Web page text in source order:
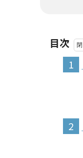
目次
1
2